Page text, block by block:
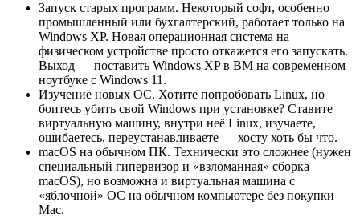
Запуск старых программ. Некоторый софт, особенно
промышленный или бухгалтерский, работает только на
Windows XP. Новая операционная система на
физическом устройстве просто откажется его запускать.
Выход — поставить Windows XP в ВМ на современном
ноутбуке с Windows 11.
Изучение новых ОС. Хотите попробовать Linux, но
боитесь убить свой Windows при установке? Ставите
виртуальную машину, внутри неё Linux, изучаете,
ошибаетесь, переустанавливаете — хосту хоть бы что.
macOS на обычном ПК. Технически это сложнее (нужен
специальный гипервизор и «взломанная» сборка
macOS), но возможна и виртуальная машина с
«яблочной» ОС на обычном компьютере без покупки
Mac.